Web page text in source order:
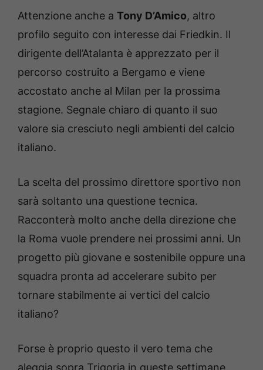
Attenzione anche a Tony D’Amico, altro
profilo seguito con interesse dai Friedkin. Il
dirigente dell’Atalanta è apprezzato per il
percorso costruito a Bergamo e viene
accostato anche al Milan per la prossima
stagione. Segnale chiaro di quanto il suo
valore sia cresciuto negli ambienti del calcio
italiano.
La scelta del prossimo direttore sportivo non
sarà soltanto una questione tecnica.
Racconterà molto anche della direzione che
la Roma vuole prendere nei prossimi anni. Un
progetto più giovane e sostenibile oppure una
squadra pronta ad accelerare subito per
tornare stabilmente ai vertici del calcio
italiano?
Forse è proprio questo il vero tema che
aleggia sopra Trigoria in queste settimane.